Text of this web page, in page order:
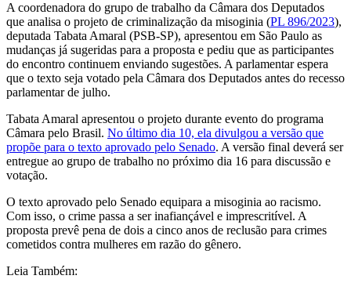
A coordenadora do grupo de trabalho da Câmara dos Deputados
que analisa o projeto de criminalização da misoginia (PL 896/2023),
deputada Tabata Amaral (PSB-SP), apresentou em São Paulo as
mudanças já sugeridas para a proposta e pediu que as participantes
do encontro continuem enviando sugestões. A parlamentar espera
que o texto seja votado pela Câmara dos Deputados antes do recesso
parlamentar de julho.
Tabata Amaral apresentou o projeto durante evento do programa
Câmara pelo Brasil. No último dia 10, ela divulgou a versão que
propõe para o texto aprovado pelo Senado. A versão final deverá ser
entregue ao grupo de trabalho no próximo dia 16 para discussão e
votação.
O texto aprovado pelo Senado equipara a misoginia ao racismo.
Com isso, o crime passa a ser inafiançável e imprescritível. A
proposta prevê pena de dois a cinco anos de reclusão para crimes
cometidos contra mulheres em razão do gênero.
Leia Também: